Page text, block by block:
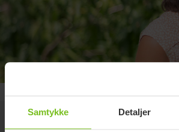
Samtykke Detaljer
Norge Brands